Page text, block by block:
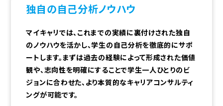
独自の自己分析ノウハウ
マイキャリでは、これまでの実績に裏付けされた独自
のノウハウを活かし、学生の自己分析を徹底的にサポ
ートします。まずは過去の経験によって形成された価値
観や、志向性を明確にすることで学生一人ひとりのビ
ジョンに合わせた、より本質的なキャリアコンサルティ
ングが可能です。